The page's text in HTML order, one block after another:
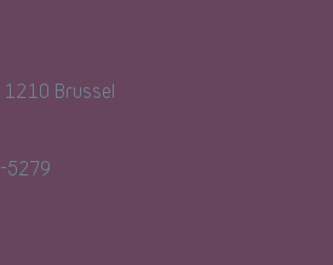
1210 Brussel
5279